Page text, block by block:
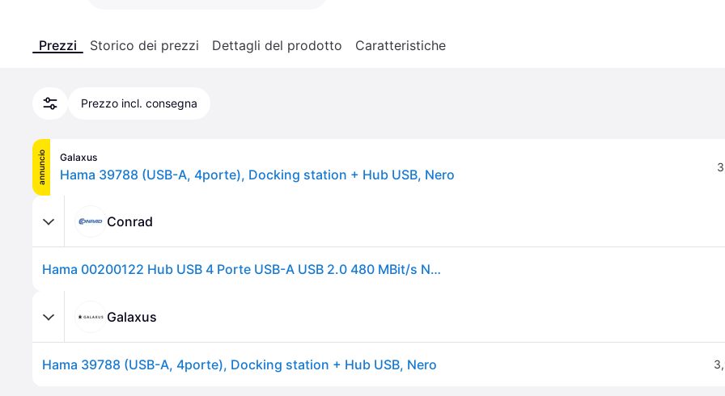
Prezzi Storico dei prezzi Dettagli del prodotto Caratteristiche
Prezzo incl. consegna
annuncio Galaxus
Hama 39788 (USB-A, 4porte), Docking station + Hub USB, Nero
Conrad
Hama 00200122 Hub USB 4 Porte USB-A USB 2.0 480 MBit/s Nero
Galaxus
Hama 39788 (USB-A, 4porte), Docking station + Hub USB, Nero